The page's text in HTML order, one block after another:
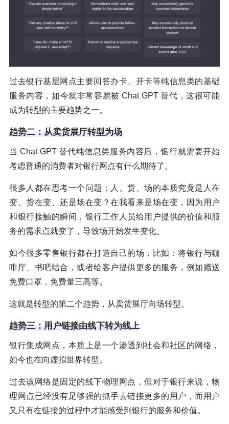
过去银行基层网点主要回答办卡、开卡等纯信息类的基础
服务内容，如今就非常容易被 Chat GPT 替代，这很可能
成为转型的主要趋势之一。
趋势二：从卖货展厅转型为场
当 Chat GPT 替代纯信息类服务内容后，银行就需要开始
考虑普通的消费者对银行网点有什么期待了。
很多人都在思考一个问题：人、货、场的本质究竟是人在
变、货在变、还是场在变？在我看来是场在变，因为用户
和银行接触的瞬间，银行工作人员给用户提供的价值和服
务的需求点就变了，导致场开始发生变化。
如今很多零售银行都在打造自己的场，比如：将银行与咖
啡厅、书吧结合，或者给客户提供更多的服务，例如赠送
免费口罩，免费量三高等。
这就是转型的第二个趋势，从卖货展厅向场转型。
趋势三：用户链接由线下转为线上
银行集成网点，本质上是一个渗透到社会和社区的网络，
如今也在向虚拟世界转型。
过去该网络是固定的线下物理网点，但对于银行来说，物
理网点已经没有足够强的抓手去链接更多的用户，而用户
又只有在链接的过程中才能感受到银行的服务和价值。